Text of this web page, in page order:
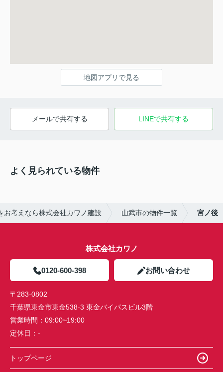
地図アプリで見る
メールで共有する LINEで共有する
よく見られている物件
お考えなら株式会社カワノ建設 山武市の物件一覧 宮ノ後
株式会社カワノ
0120-600-398 お問い合わせ
〒283-0802
千葉県東金市東金538-3 東金バイパスビル3階
営業時間： 09:00~19:00
定休日： -
トップページ